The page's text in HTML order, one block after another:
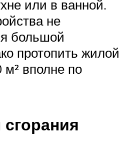
или в ванной.
не
большой
протопить жилой
вполне по